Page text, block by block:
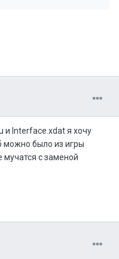
и Interface.xdat я хочу
можно было из игры
с заменой